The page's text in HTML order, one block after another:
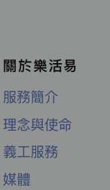
關於樂活易
服務簡介
理念與使命
義工服務
媒體